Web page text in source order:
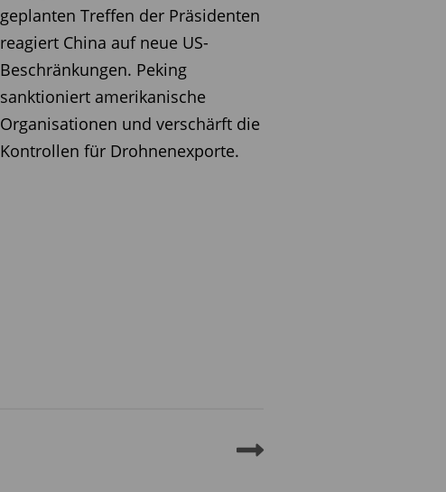
geplanten Treffen der Präsidenten
reagiert China auf neue US-
Beschränkungen. Peking
sanktioniert amerikanische
Organisationen und verschärft die
Kontrollen für Drohnenexporte.